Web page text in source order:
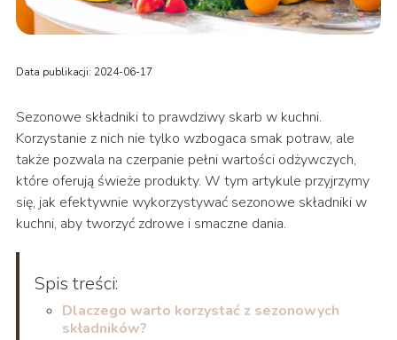
Data publikacji: 2024-06-17
Sezonowe składniki to prawdziwy skarb w kuchni.
Korzystanie z nich nie tylko wzbogaca smak potraw, ale
także pozwala na czerpanie pełni wartości odżywczych,
które oferują świeże produkty. W tym artykule przyjrzymy
się, jak efektywnie wykorzystywać sezonowe składniki w
kuchni, aby tworzyć zdrowe i smaczne dania.
Spis treści:
Dlaczego warto korzystać z sezonowych
składników?